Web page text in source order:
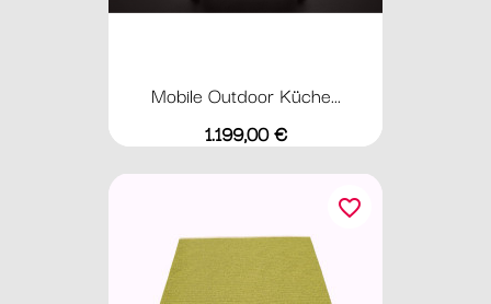
Mobile Outdoor Küche...
Preis
1.199,00 €
favorite_border